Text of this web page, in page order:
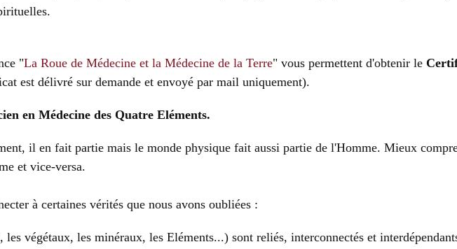
"La Roue de Médecine et la Médecine de la Terre" vous permettent d'obtenir le
est délivré sur demande et envoyé par mail uniquement).
en Médecine des Quatre Eléments.
il en fait partie mais le monde physique fait aussi partie de l'Homme. Mieux
et vice-versa.
à certaines vérités que nous avons oubliées :
végétaux, les minéraux, les Eléments...) sont reliés, interconnectés et